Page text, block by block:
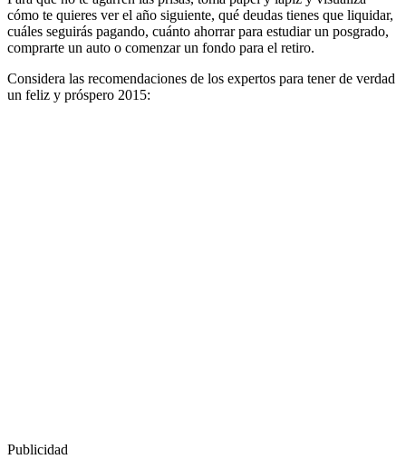
cómo te quieres ver el año siguiente, qué deudas tienes que liquidar,
cuáles seguirás pagando, cuánto ahorrar para estudiar un posgrado,
comprarte un auto o comenzar un fondo para el retiro.
Considera las recomendaciones de los expertos para tener de verdad
un feliz y próspero 2015:
Publicidad